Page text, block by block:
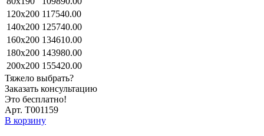
120x200 117540.00
140x200 125740.00
160x200 134610.00
180x200 143980.00
200x200 155420.00
Тяжело выбрать?
Заказать консультацию
Это бесплатно!
Арт. Т001159
В корзину